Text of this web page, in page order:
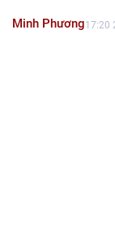
Minh Phương17:20